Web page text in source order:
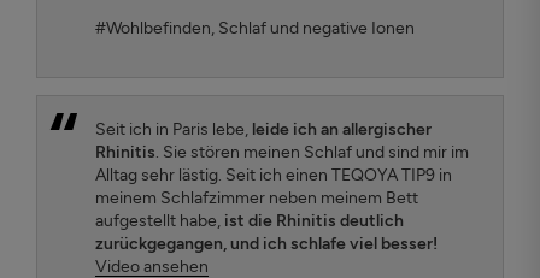
#Wohlbefinden, Schlaf und negative Ionen
Seit ich in Paris lebe, leide ich an allergischer
Rhinitis. Sie stören meinen Schlaf und sind mir im
Alltag sehr lästig. Seit ich einen TEQOYA TIP9 in
meinem Schlafzimmer neben meinem Bett
aufgestellt habe, ist die Rhinitis deutlich
zurückgegangen, und ich schlafe viel besser!
Video ansehen